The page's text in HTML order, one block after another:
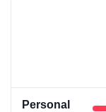
Personal